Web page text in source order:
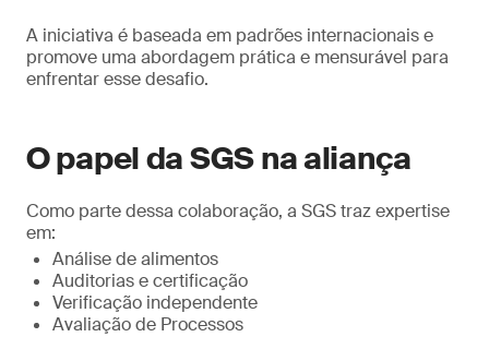
A iniciativa é baseada em padrões internacionais e
promove uma abordagem prática e mensurável para
enfrentar esse desafio.
O papel da SGS na aliança
Como parte dessa colaboração, a SGS traz expertise
em:
Análise de alimentos
Auditorias e certificação
Verificação independente
Avaliação de Processos